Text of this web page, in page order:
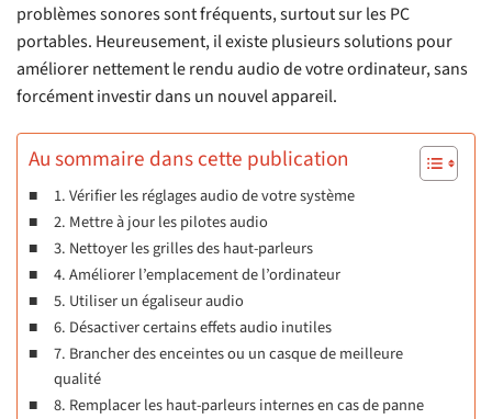
problèmes sonores sont fréquents, surtout sur les PC
portables. Heureusement, il existe plusieurs solutions pour
améliorer nettement le rendu audio de votre ordinateur, sans
forcément investir dans un nouvel appareil.
Au sommaire dans cette publication
1. Vérifier les réglages audio de votre système
2. Mettre à jour les pilotes audio
3. Nettoyer les grilles des haut-parleurs
4. Améliorer l’emplacement de l’ordinateur
5. Utiliser un égaliseur audio
6. Désactiver certains effets audio inutiles
7. Brancher des enceintes ou un casque de meilleure
qualité
8. Remplacer les haut-parleurs internes en cas de panne